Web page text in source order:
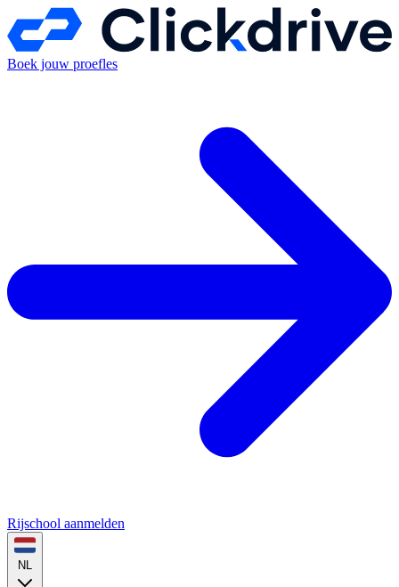
Boek jouw proefles
Rijschool aanmelden
NL